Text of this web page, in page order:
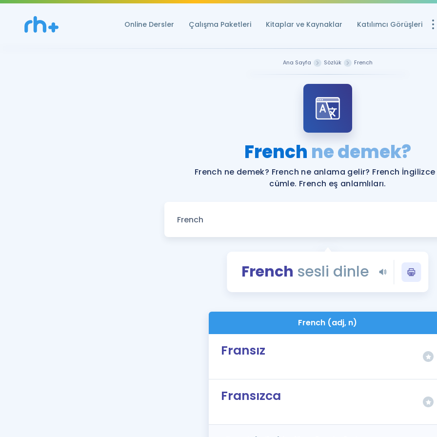
Online Dersler Çalışma Paketleri Kitaplar ve Kaynaklar Katılımcı Görüşleri
YDS ve YÖKDİL
Rehberlik Aracı
YDS ve YÖKDİL'e
Tüm ÖSYM
YDS - YÖKDİL
İngilizce Gramer
Ana Sayfa Sözlük French
French ne demek?
French ne demek? French ne anlama gelir? French
cümle. French eş anlamlıları.
French sesli dinle
French (adj, n)
Fransız
Fransızca